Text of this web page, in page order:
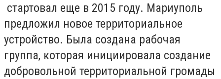
стартовал еще в 2015 году. Мариуполь
предложил новое территориальное
устройство. Была создана рабочая
группа, которая инициировала создание
добровольной территориальной громады